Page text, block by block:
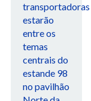
transportadoras
estarão
entre os
temas
centrais do
estande 98
no pavilhão